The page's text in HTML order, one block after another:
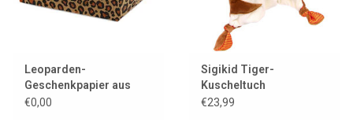
Leoparden-
Geschenkpapier aus
Kraftpapier
€0,00
Sigikid Tiger-
Kuscheltuch
€23,99